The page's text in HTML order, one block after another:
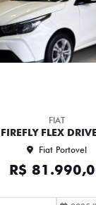
FIAT
FLEX
Fiat Portovel
R$